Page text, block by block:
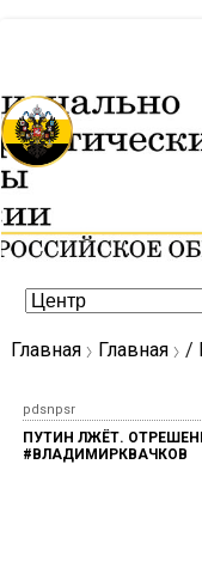
Главная Главная /
pdsnpsr
ПУТИН ЛЖЁТ.
#ВЛАДИМИРКВАЧКОВ